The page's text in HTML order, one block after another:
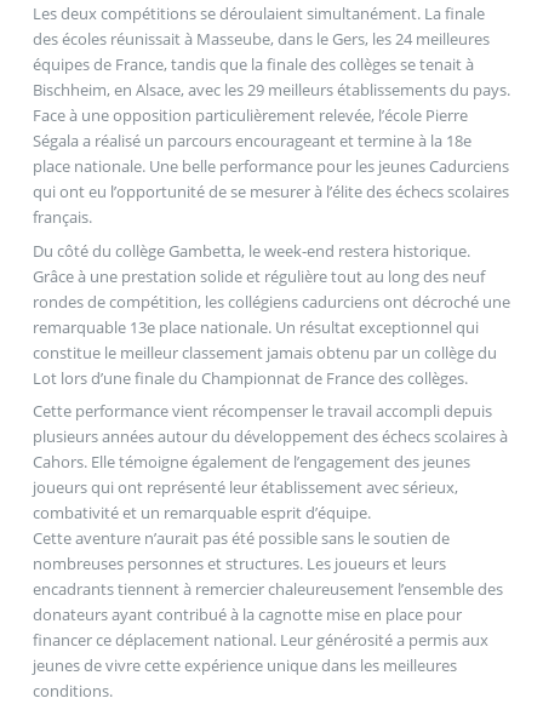
Les deux compétitions se déroulaient simultanément. La finale
des écoles réunissait à Masseube, dans le Gers, les 24 meilleures
équipes de France, tandis que la finale des collèges se tenait à
Bischheim, en Alsace, avec les 29 meilleurs établissements du pays.
Face à une opposition particulièrement relevée, l’école Pierre
Ségala a réalisé un parcours encourageant et termine à la 18e
place nationale. Une belle performance pour les jeunes Cadurciens
qui ont eu l’opportunité de se mesurer à l’élite des échecs scolaires
français.
Du côté du collège Gambetta, le week-end restera historique.
Grâce à une prestation solide et régulière tout au long des neuf
rondes de compétition, les collégiens cadurciens ont décroché une
remarquable 13e place nationale. Un résultat exceptionnel qui
constitue le meilleur classement jamais obtenu par un collège du
Lot lors d’une finale du Championnat de France des collèges.
Cette performance vient récompenser le travail accompli depuis
plusieurs années autour du développement des échecs scolaires à
Cahors. Elle témoigne également de l’engagement des jeunes
joueurs qui ont représenté leur établissement avec sérieux,
combativité et un remarquable esprit d’équipe.
Cette aventure n’aurait pas été possible sans le soutien de
nombreuses personnes et structures. Les joueurs et leurs
encadrants tiennent à remercier chaleureusement l’ensemble des
donateurs ayant contribué à la cagnotte mise en place pour
financer ce déplacement national. Leur générosité a permis aux
jeunes de vivre cette expérience unique dans les meilleures
conditions.